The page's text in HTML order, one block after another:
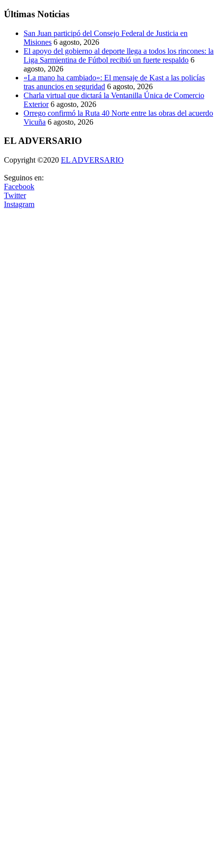
Últimas Noticias
San Juan participó del Consejo Federal de Justicia en
Misiones 6 agosto, 2026
El apoyo del gobierno al deporte llega a todos los rincones: la
Liga Sarmientina de Fútbol recibió un fuerte respaldo 6
agosto, 2026
«La mano ha cambiado»: El mensaje de Kast a las policías
tras anuncios en seguridad 6 agosto, 2026
Charla virtual que dictará la Ventanilla Única de Comercio
Exterior 6 agosto, 2026
Orrego confirmó la Ruta 40 Norte entre las obras del acuerdo
Vicuña 6 agosto, 2026
EL ADVERSARIO
Copyright ©2020 EL ADVERSARIO
Seguinos en:
Facebook
Twitter
Instagram